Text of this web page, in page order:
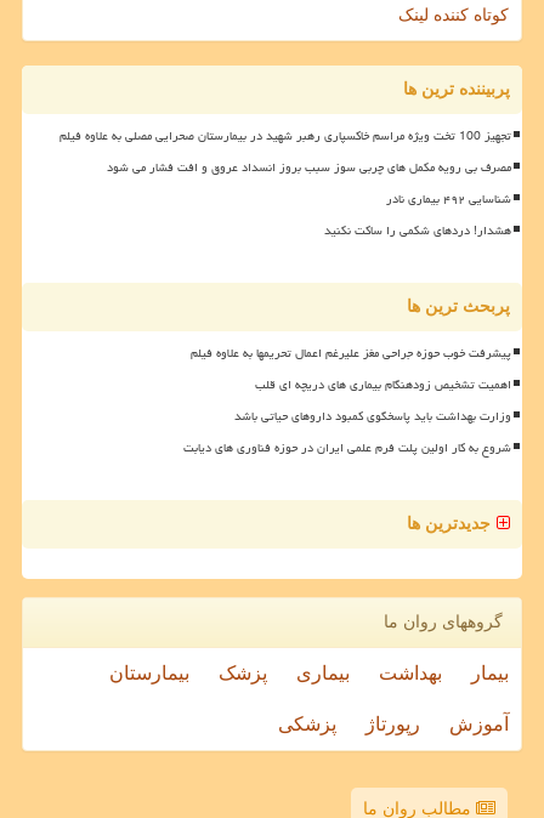
کوتاه کننده لینک
پربیننده ترین ها
تجهیز 100 تخت ویژه مراسم خاکسپاری رهبر شهید در بیمارستان صحرایی مصلی به علاوه فیلم
مصرف بی رویه مکمل های چربی سوز سبب بروز انسداد عروق و افت فشار می شود
شناسایی ۴۹۲ بیماری نادر
هشدار! دردهای شکمی را ساکت نکنید
پربحث ترین ها
پیشرفت خوب حوزه جراحی مغز علیرغم اعمال تحریمها به علاوه فیلم
اهمیت تشخیص زودهنگام بیماری های دریچه ای قلب
وزارت بهداشت باید پاسخگوی کمبود داروهای حیاتی باشد
شروع به کار اولین پلت فرم علمی ایران در حوزه فناوری های دیابت
جدیدترین ها
گروههای روان ما
بیمار بهداشت بیماری پزشک بیمارستان
آموزش رپورتاژ پزشکی
مطالب روان ما